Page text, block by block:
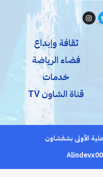
ثقافة وإبداع
فضاء الرياضة
خدمات
قناة الشاون TV
الأولى بشفشاون